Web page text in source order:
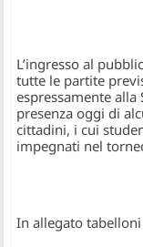
L’ingresso al
tutte le partite
espressamente alla
presenza oggi di
cittadini, i cui
impegnati nel
In allegato